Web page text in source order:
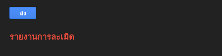
รายงานการละเมิด